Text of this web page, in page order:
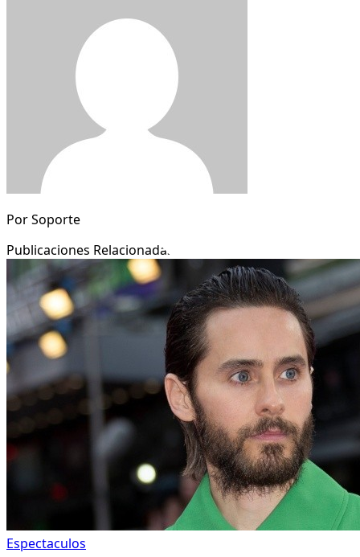
PorSoporte
Publicaciones Relacionadas
Espectaculos